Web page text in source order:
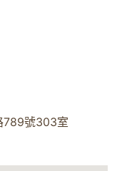
789號303室